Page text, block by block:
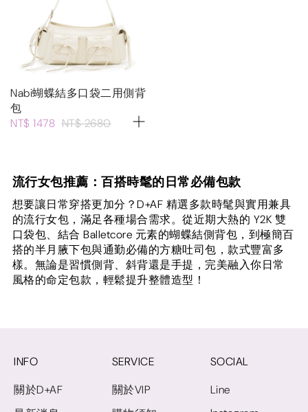
Nabi蝴蝶結多口袋二用側背
包
NT$ 1478 NT$ 2680
流行女包推薦：百搭時髦的日常必備包款
想要讓日常穿搭更加分？D+AF 精選多款時髦與實用兼具
的流行女包，滿足各種場合需求。從近期大熱的 Y2K 雙
口袋包、結合 Balletcore 元素的蝴蝶結側背包，到極簡百
搭的半月腋下包與通勤必備的方糖吐司包，款式豐富多
樣。無論是習慣側背、斜背還是手提，完美融入你日常
風格的命定包款，輕鬆提升整體造型！
INFO
關於D+AF
SERVICE
關於VIP
SOCIAL
Line